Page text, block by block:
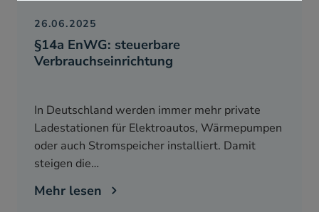
§14a EnWG: steuerbare
Verbrauchseinrichtung
26.06.2025
In Deutschland werden immer mehr private
Ladestationen für Elektroautos, Wärmepumpen
oder auch Stromspeicher installiert. Damit
steigen die…
Mehr lesen